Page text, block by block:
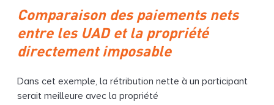
Comparaison des paiements nets
entre les UAD et la propriété
directement imposable
Dans cet exemple, la rétribution nette à un participant
serait meilleure avec la propriété